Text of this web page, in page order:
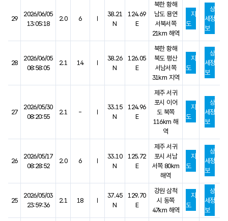
29
2026/06/05
13:05:18
2.0 6 Ⅰ
38.21
N
124.69
E
북한 황해
남도 용연
서북서쪽
21km 해역
지
도
상
세정
보
28
2026/06/05
08:58:05
2.1 14 Ⅰ
38.26
N
126.05
E
북한 황해
북도 평산
서남서쪽
31km 지역
지
도
상
세정
보
27
2026/05/30
08:20:55
2.1 - Ⅰ
33.15
N
124.96
E
제주 서귀
포시 이어
도 북쪽
116km 해
역
지
도
상
세정
보
26
2026/05/17
08:28:52
2.0 6 Ⅰ
33.10
N
125.72
E
제주 서귀
포시 서남
서쪽 80km
해역
지
도
상
세정
보
25
2026/05/03
23:59:36
2.1 18 Ⅰ
37.45
N
129.70
E
강원 삼척
시 동쪽
47km 해역
지
도
상
세정
보